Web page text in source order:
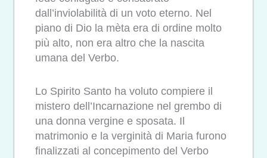
dall’inviolabilità di un voto eterno. Nel
piano di Dio la mèta era di ordine molto
più alto, non era altro che la nascita
umana del Verbo.
Lo Spirito Santo ha voluto compiere il
mistero dell’Incarnazione nel grembo di
una donna vergine e sposata. Il
matrimonio e la verginità di Maria furono
finalizzati al concepimento del Verbo